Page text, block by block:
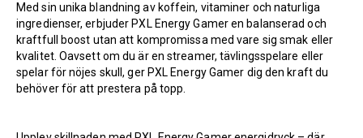
Med sin unika blandning av koffein, vitaminer och naturliga
ingredienser, erbjuder PXL Energy Gamer en balanserad och
kraftfull boost utan att kompromissa med vare sig smak eller
kvalitet. Oavsett om du är en streamer, tävlingsspelare eller
spelar för nöjes skull, ger PXL Energy Gamer dig den kraft du
behöver för att prestera på topp.